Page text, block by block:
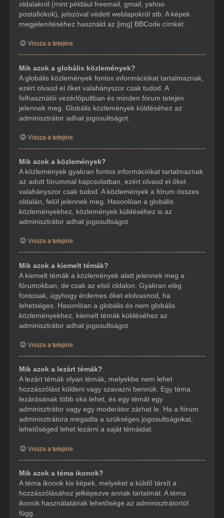
oldalakról (mint például freemail, gmail, yahoo
postafiókok), jelszóval védett weblapokról stb. A képek
megjelenítéséhez használd az [img] BBCode címkét.
Vissza a tetejére
Mik azok a globális közlemények?
A globális közlemények fontos információkat tartalmaznak,
ezért olvasd el őket valahányszor csak tudod. A
felhasználói vezérlőpultban és minden fórum tetején
jelennek meg. Globális közlemények küldéséhez az
adminisztrátor adhat jogosultságot.
Vissza a tetejére
Mik azok a közlemények?
A közlemények gyakran fontos információkat tartalmaznak
az adott fórummal kapcsolatban, ezért olvasd el őket
valahányszor csak tudod. A közlemények a fórum összes
oldalán, felül jelennek meg. Hasonlóan a globális
közleményekhez, közlemények küldéséhez is az
adminisztrátor adhat jogosultságot.
Vissza a tetejére
Mik azok a kiemelt témák?
A kiemelt témák a közlemények alatt jelennek meg a
fórumokban, de csak az első oldalon. Gyakran elég
fontosak, úgyhogy érdemes őket elolvasnod, ha
lehetséges. Hasonlóan a globális és nem globális
közleményekhez, kiemelt témák küldéséhez az
adminisztrátor adhat jogosultságot.
Vissza a tetejére
Mik azok a lezárt témák?
A lezárt témák olyan témák, melyekbe nem lehet
hozzászólást küldeni vagy szavazni bennük. Egy téma
lezárásának több oka lehet, és egy témát egy
adminisztrátor vagy egy moderátor zárhat le. Ha a fórum
adminisztrátora megadta a szükséges jogosultságokat,
lehetőséged lehet lezárni a saját témáidat.
Vissza a tetejére
Mik azok a téma ikonok?
A téma ikonok kis képek, melyeket a küldő társít a
hozzászólásához jelképezve annak tartalmát. A téma
ikonok használatának lehetősége az adminisztrátortól
függ.